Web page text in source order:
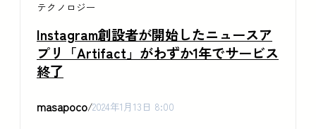
テクノロジー
Instagram創設者が開始したニュースア
プリ「Artifact」がわずか1年でサービス
終了
masapoco/2024年1月13日 8:00